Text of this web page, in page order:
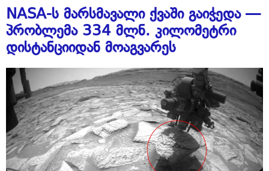
NASA-ს მარსმავალი ქვაში გაიჭედა —
პრობლემა 334 მლნ. კილომეტრი
დისტანციიდან მოაგვარეს